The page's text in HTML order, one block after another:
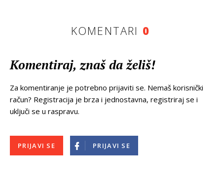
KOMENTARI 0
Komentiraj, znaš da želiš!
Za komentiranje je potrebno prijaviti se. Nemaš korisnički
račun? Registracija je brza i jednostavna, registriraj se i
uključi se u raspravu.
PRIJAVI SE PRIJAVI SE